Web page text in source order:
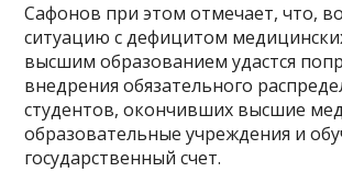
Сафонов при этом отмечает, что,
ситуацию с дефицитом
высшим образованием удастся
внедрения обязательного
студентов, окончивших высшие
образовательные учреждения и
государственный счет.